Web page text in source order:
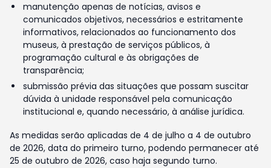
manutenção apenas de notícias, avisos e
comunicados objetivos, necessários e estritamente
informativos, relacionados ao funcionamento dos
museus, à prestação de serviços públicos, à
programação cultural e às obrigações de
transparência;
submissão prévia das situações que possam suscitar
dúvida à unidade responsável pela comunicação
institucional e, quando necessário, à análise jurídica.
As medidas serão aplicadas de 4 de julho a 4 de outubro
de 2026, data do primeiro turno, podendo permanecer até
25 de outubro de 2026, caso haja segundo turno.